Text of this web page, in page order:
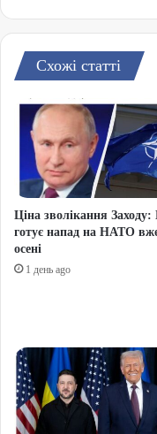
Схожі статті
Ціна зволікання Заходу:
готує напад на НАТО вже
осені
1 день ago